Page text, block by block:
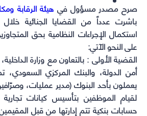
صرح مصدر مسؤول في هيئة الرقابة
باشرت عدداً من القضايا الجنائية خلال
استكمال الإجراءات النظامية بحق
على النحو الآتي:
القضية الأولى : بالتعاون مع وزارة
لقيام الموظفين بتأسيس كيانات
حسابات بنكية تتم إدارتها من قبل